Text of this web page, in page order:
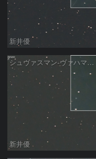
新井優
シュヴァスマン-ヴァハマン彗星 ( 29P )：2026/05/07
新井優